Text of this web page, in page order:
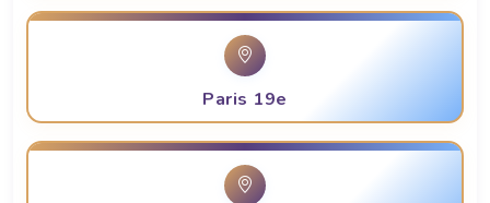
Paris 19e